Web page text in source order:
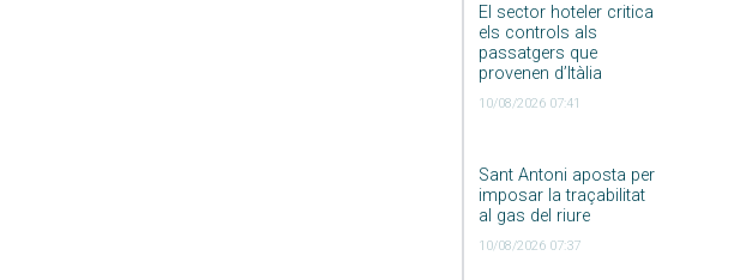
El sector hoteler critica
els controls als
passatgers que
provenen d’Itàlia
10/08/2026 07:41
Sant Antoni aposta per
imposar la traçabilitat
al gas del riure
10/08/2026 07:37